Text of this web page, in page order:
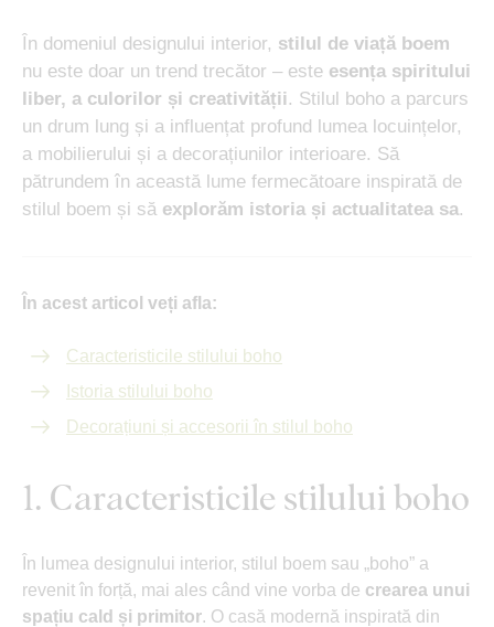
În domeniul designului interior, stilul de viață boem
nu este doar un trend trecător – este esența spiritului
liber, a culorilor și creativității. Stilul boho a parcurs
un drum lung și a influențat profund lumea locuințelor,
a mobilierului și a decorațiunilor interioare. Să
pătrundem în această lume fermecătoare inspirată de
stilul boem și să explorăm istoria și actualitatea sa.
În acest articol veți afla:
Caracteristicile stilului boho
Istoria stilului boho
Decorațiuni și accesorii în stilul boho
1. Caracteristicile stilului boho
În lumea designului interior, stilul boem sau „boho” a
revenit în forță, mai ales când vine vorba de crearea unui
spațiu cald și primitor. O casă modernă inspirată din